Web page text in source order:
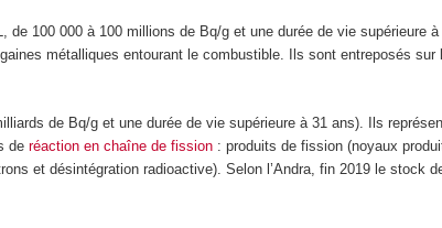
100 000 à 100 millions de Bq/g et une durée de vie supérieure
métalliques entourant le combustible. Ils sont entreposés sur
de Bq/g et une durée de vie supérieure à 31 ans). Ils
deréaction en chaîne de fission : produits de fission (noyaux
et désintégration radioactive). Selon l’Andra, fin 2019 le stock